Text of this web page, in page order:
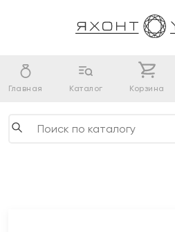
Главная Каталог Корзина